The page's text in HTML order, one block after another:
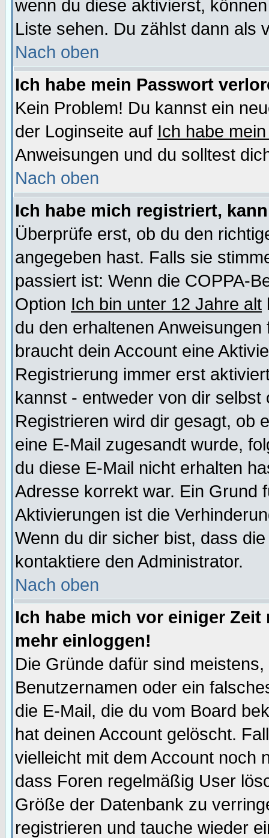
wenn du diese aktivierst,
Liste sehen. Du zählst dann als
Nach oben
Ich habe mein Passwort
Kein Problem! Du kannst ein
der Loginseite auf Ich habe
Anweisungen und du solltest
Nach oben
Ich habe mich registriert,
Überprüfe erst, ob du den
angegeben hast. Falls sie
passiert ist: Wenn die COPPA-
Option Ich bin unter 12 Jahre alt
du den erhaltenen
braucht dein Account eine
Registrierung immer erst
kannst - entweder von dir selbst
Registrieren wird dir gesagt, ob
eine E-Mail zugesandt wurde,
du diese E-Mail nicht erhalten
Adresse korrekt war. Ein Grund
Aktivierungen ist die
Wenn du dir sicher bist, dass
kontaktiere den Administrator.
Nach oben
Ich habe mich vor einiger
mehr einloggen!
Die Gründe dafür sind
Benutzernamen oder ein
die E-Mail, die du vom Board
hat deinen Account gelöscht.
vielleicht mit dem Account noch
dass Foren regelmäßig User
Größe der Datenbank zu
registrieren und tauche wieder